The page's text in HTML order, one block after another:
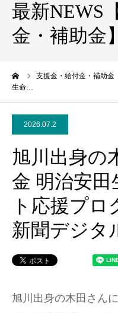
最新NEWS
金・補助金】
支援金・給付金・補助金
生命…
2026.07.2
旭川出身の
金 明治安
ト応援プロ
新聞デジタ
旭川出身の木田さん